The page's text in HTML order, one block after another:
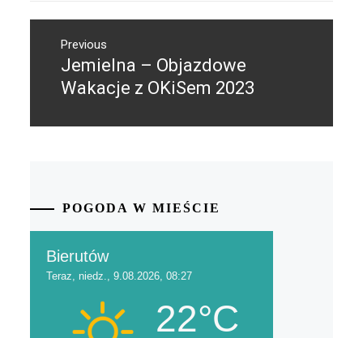
wpisuPrevious
Previous
post:
Jemielna – Objazdowe
Wakacje z OKiSem 2023
POGODA W MIEŚCIE